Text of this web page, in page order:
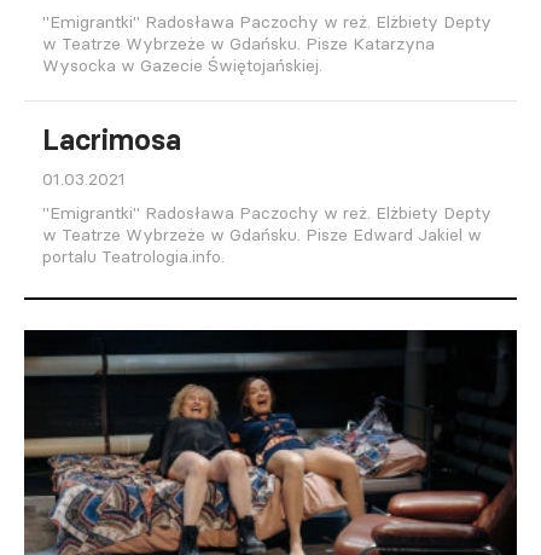
"Emigrantki" Radosława Paczochy w reż. Elżbiety Depty
w Teatrze Wybrzeże w Gdańsku. Pisze Katarzyna
Wysocka w Gazecie Świętojańskiej.
Lacrimosa
01.03.2021
"Emigrantki" Radosława Paczochy w reż. Elżbiety Depty
w Teatrze Wybrzeże w Gdańsku. Pisze Edward Jakiel w
portalu Teatrologia.info.